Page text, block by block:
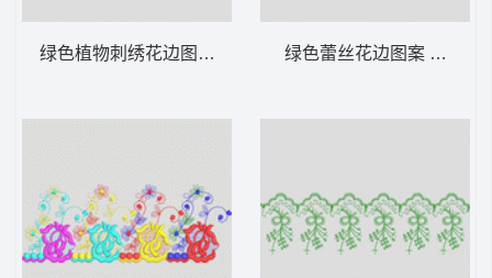
绿色植物刺绣花边图案 水溶 绿色蕾丝花边图案 水溶